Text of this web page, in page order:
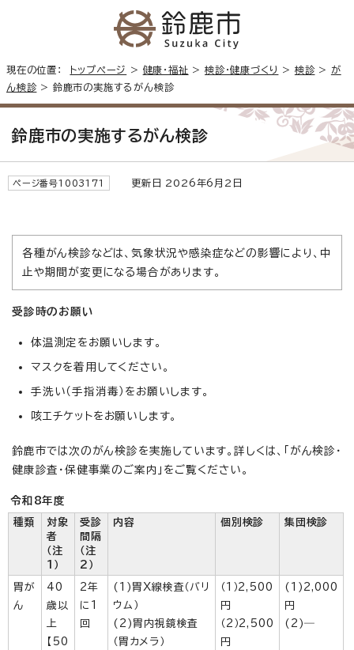
現在の位置： トップページ > 健康・福祉 >検診・健康づくり > 検診> が
ん検診> 鈴鹿市の実施するがん検診
鈴鹿市の実施するがん検診
ページ番号1003171 更新日 2026年6月2日
各種がん検診などは、気象状況や感染症などの影響により、中
止や期間が変更になる場合があります。
受診時のお願い
体温測定をお願いします。
マスクを着用してください。
手洗い（手指消毒）をお願いします。
咳エチケットをお願いします。
鈴鹿市では次のがん検診を実施しています。詳しくは、「がん検診・
健康診査・保健事業のご案内」をご覧ください。
令和8年度
種類
対象
者
（注
1）
受診
間隔
（注
2）
内容 個別検診 集団検診
胃が
ん
40
歳以
上
【50
2年
に1
回
(1)胃X線検査（バリ
ウム）
(2)胃内視鏡検査
（胃カメラ）
（1）2,500
円
（2）2,500
円
(1)2,000
円
(2)―